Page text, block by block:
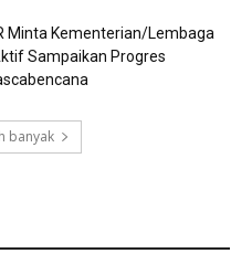
Minta Kementerian/Lembaga
Sampaikan Progres
banyak